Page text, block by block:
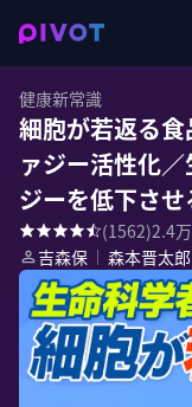
健康新常識
細胞が若返る
ァジー活性化
ジーを低下させ
(1562)2.4万
吉森保 ｜ 森本晋太郎